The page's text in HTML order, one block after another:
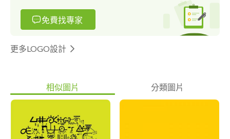
免費找專家
更多LOGO設計
相似圖片 分類圖片